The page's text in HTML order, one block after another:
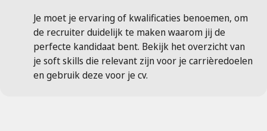
Je moet je ervaring of kwalificaties benoemen, om
de recruiter duidelijk te maken waarom jij de
perfecte kandidaat bent. Bekijk het overzicht van
je soft skills die relevant zijn voor je carrièredoelen
en gebruik deze voor je cv.